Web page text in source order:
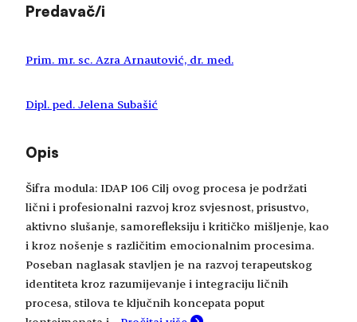
Predavač/i
Prim. mr. sc. Azra Arnautović, dr. med.
Dipl. ped. Jelena Subašić
Opis
Šifra modula: IDAP 106 Cilj ovog procesa je podržati
lični i profesionalni razvoj kroz svjesnost, prisustvo,
aktivno slušanje, samorefleksiju i kritičko mišljenje, kao
i kroz nošenje s različitim emocionalnim procesima.
Poseban naglasak stavljen je na razvoj terapeutskog
identiteta kroz razumijevanje i integraciju ličnih
procesa, stilova te ključnih koncepata poput